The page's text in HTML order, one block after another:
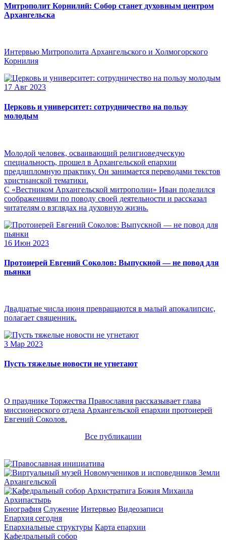
Митрополит Корнилий: Собор станет духовным центром
Архангельска
Интервью Митрополита Архангельского и Холмогорского
Корнилия
17 Авг 2023
Церковь и университет: сотрудничество на пользу
молодым
Молодой человек, осваивающий религиоведческую
специальность, прошел в Архангельской епархии
преддипломную практику. Он занимается переводами текстов
христианской тематики.
С «Вестником Архангельской митрополии» Иван поделился
соображениями по поводу своей деятельности и рассказал
читателям о взглядах на духовную жизнь.
16 Июн 2023
Протоиерей Евгений Соколов: Выпускной — не повод для
пьянки
Двадцатые числа июня превращаются в малый апокалипсис,
полагает священник.
3 Мар 2023
Пусть тяжелые новости не угнетают
О празднике Торжества Православия рассказывает глава
миссионерского отдела Архангельской епархии протоиерей
Евгений Соколов.
Все публикации
Архипастырь
Биография Служение Интервью Видеозаписи
Епархия сегодня
Епархиальные структуры Карта епархии
Кафедральный собор